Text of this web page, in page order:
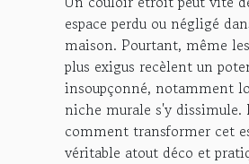
espace perdu ou négligé
maison. Pourtant, même
plus exigus recèlent un
insoupçonné, notamment
niche murale s'y dissimule.
comment transformer cet
véritable atout déco et